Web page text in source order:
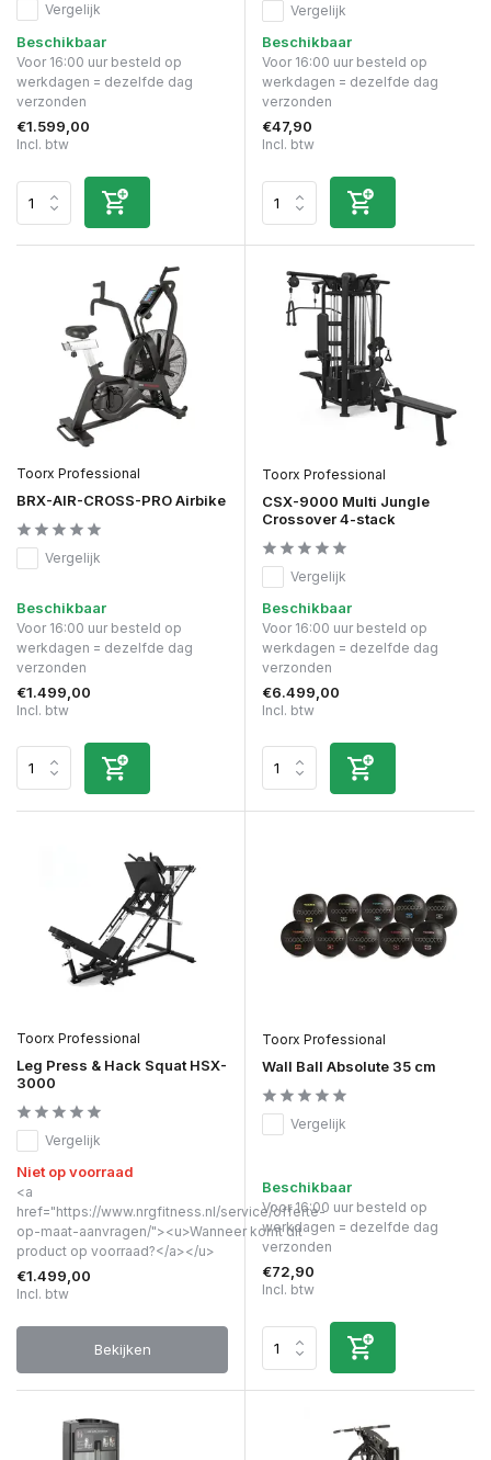
Vergelijk
Beschikbaar
Voor 16:00 uur besteld op
werkdagen = dezelfde dag
verzonden
€1.599,00
Incl. btw
Vergelijk
Beschikbaar
Voor 16:00 uur besteld op
werkdagen = dezelfde dag
verzonden
€47,90
Incl. btw
Toorx Professional
BRX-AIR-CROSS-PRO Airbike
Vergelijk
Beschikbaar
Voor 16:00 uur besteld op
werkdagen = dezelfde dag
verzonden
€1.499,00
Incl. btw
Toorx Professional
CSX-9000 Multi Jungle
Crossover 4-stack
Vergelijk
Beschikbaar
Voor 16:00 uur besteld op
werkdagen = dezelfde dag
verzonden
€6.499,00
Incl. btw
Toorx Professional
Leg Press & Hack Squat HSX-
3000
Vergelijk
Niet op voorraad
<a
href="https://www.nrgfitness.nl/service/offerte-
op-maat-aanvragen/"><u>Wanneer komt dit
product op voorraad?</a></u>
€1.499,00
Incl. btw
Bekijken
Toorx Professional
Wall Ball Absolute 35 cm
Vergelijk
Beschikbaar
Voor 16:00 uur besteld op
werkdagen = dezelfde dag
verzonden
€72,90
Incl. btw